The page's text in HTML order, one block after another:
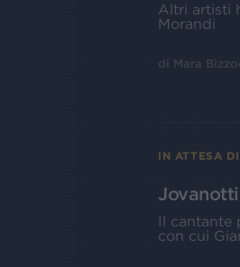
Altri artisti
Morandi
di Mara
IN ATTESA
Il cantante
con cui